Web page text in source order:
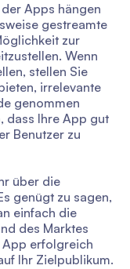
Apps hängen
gestreamte
zur
Wenn
stellen Sie
irrelevante
genommen
dass Ihre App gut
Benutzer zu
über die
genügt zu sagen,
einfach die
des Marktes
App erfolgreich
Ihr Zielpublikum.